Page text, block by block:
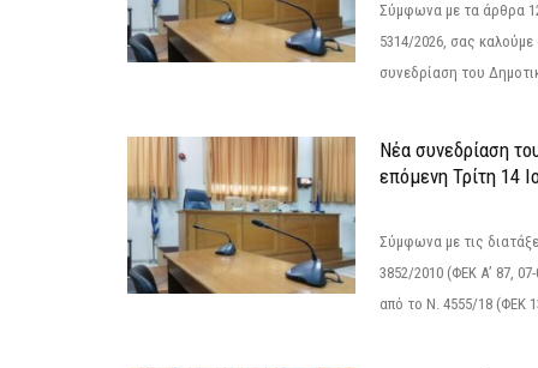
Σύμφωνα με τα άρθρα
5314/2026, σας καλούμε
συνεδρίαση του
Νέα συνεδρίαση
επόμενη Τρίτη 14
Σύμφωνα με τις
3852/2010 (ΦΕΚ Α’ 87,
από το N. 4555/18 (ΦΕΚ